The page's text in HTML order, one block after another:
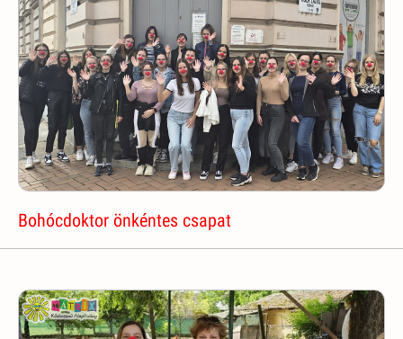
Bohócdoktor önkéntes csapat